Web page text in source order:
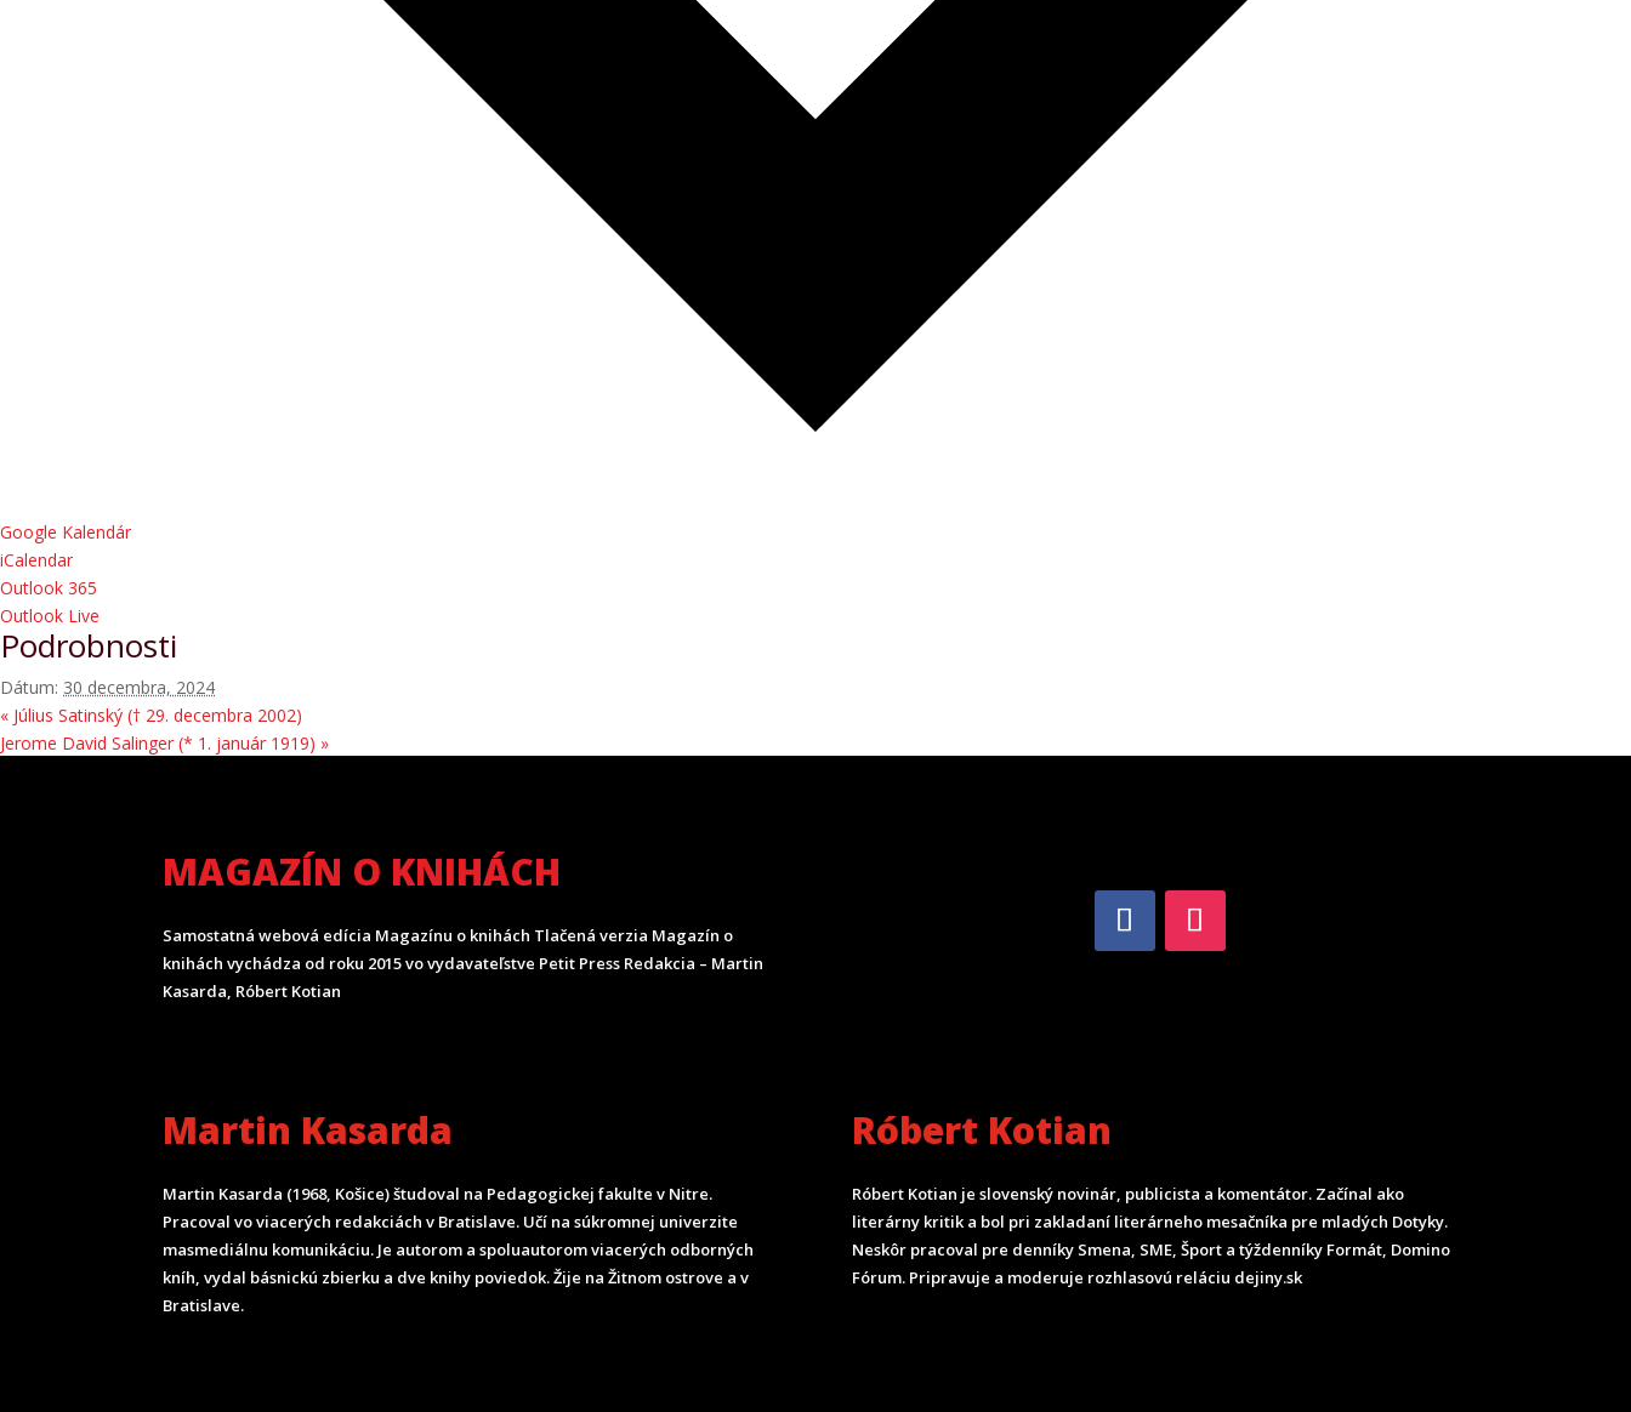
Google Kalendár
iCalendar
Outlook 365
Outlook Live
Podrobnosti
Dátum: 30 decembra, 2024
« Július Satinský († 29. decembra 2002)
Jerome David Salinger (* 1. január 1919) »
MAGAZÍN O KNIHÁCH
Samostatná webová edícia Magazínu o knihách Tlačená verzia Magazín o
knihách vychádza od roku 2015 vo vydavateľstve Petit Press Redakcia – Martin
Kasarda, Róbert Kotian
Martin Kasarda
Martin Kasarda (1968, Košice) študoval na Pedagogickej fakulte v Nitre.
Pracoval vo viacerých redakciách v Bratislave. Učí na súkromnej univerzite
masmediálnu komunikáciu. Je autorom a spoluautorom viacerých odborných
kníh, vydal básnickú zbierku a dve knihy poviedok. Žije na Žitnom ostrove a v
Bratislave.
Róbert Kotian
Róbert Kotian je slovenský novinár, publicista a komentátor. Začínal ako
literárny kritik a bol pri zakladaní literárneho mesačníka pre mladých Dotyky.
Neskôr pracoval pre denníky Smena, SME, Šport a týždenníky Formát, Domino
Fórum. Pripravuje a moderuje rozhlasovú reláciu dejiny.sk